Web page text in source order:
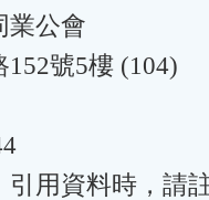
業公會
號5樓 (104)
用資料時，請